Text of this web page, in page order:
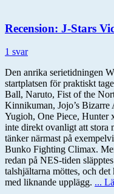
Recension: J-Stars
1 svar
Den anrika serietidningen
startplatsen för praktiskt
Ball, Naruto, Fist of the
Kinnikuman, Jojo’s
Yugioh, One Piece, Hunter
inte direkt ovanligt att stora
tänker närmast på
Bunko Fighting Climax.
redan på NES-tiden
talshjältarna möttes, och
med liknande upplägg. ...